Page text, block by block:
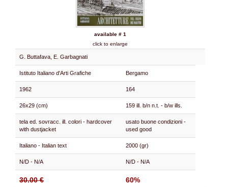
available # 1
click to enlarge
G. Buttafava, E. Garbagnati
Istituto Italiano d'Arti Grafiche Bergamo
1962 164
26x29 (cm) 159 ill. b/n n.t. - b/w ills.
tela ed. sovracc. ill. colori - hardcover
with dustjacket
usato buone condizioni -
used good
Italiano - Italian text 2000 (gr)
N/D - N/A N/D - N/A
30.00 € 60%